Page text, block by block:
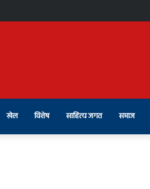
खेल विशेष साहित्य जगत समाज